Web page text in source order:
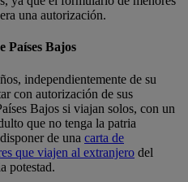
una autorización.
Países Bajos
independientemente de su
con autorización de sus
Bajos si viajan solos, con un
que no tenga la patria
de una carta de
que viajen al extranjero del
potestad.